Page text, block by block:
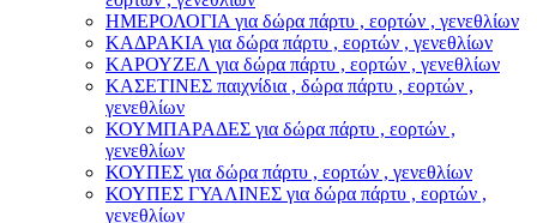
ΗΜΕΡΟΛΟΓΙΑ για δώρα πάρτυ , εορτών , γενεθλίων
ΚΑΔΡΑΚΙΑ για δώρα πάρτυ , εορτών , γενεθλίων
ΚΑΡΟΥΖΕΛ για δώρα πάρτυ , εορτών , γενεθλίων
ΚΑΣΕΤΙΝΕΣ παιχνίδια , δώρα πάρτυ , εορτών ,
γενεθλίων
ΚΟΥΜΠΑΡΑΔΕΣ για δώρα πάρτυ , εορτών ,
γενεθλίων
ΚΟΥΠΕΣ για δώρα πάρτυ , εορτών , γενεθλίων
ΚΟΥΠΕΣ ΓΥΑΛΙΝΕΣ για δώρα πάρτυ , εορτών ,
γενεθλίων